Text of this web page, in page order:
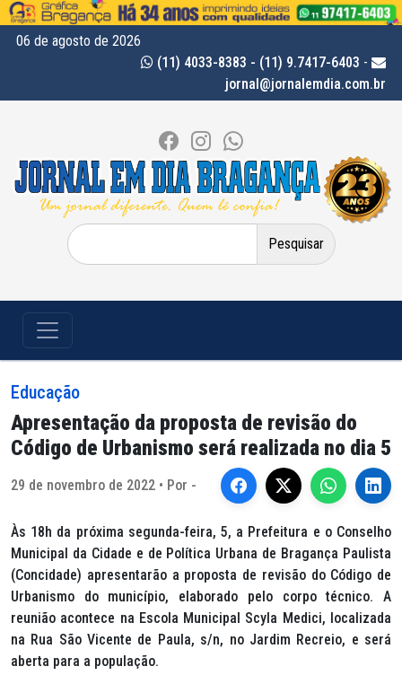
06 de agosto de 2026
(11) 4033-8383 - (11) 9.7417-6403 -
jornal@jornalemdia.com.br
Pesquisar
por:
Educação
Apresentação da proposta de revisão do
Código de Urbanismo será realizada no dia 5
29 de novembro de 2022 • Por -
Às 18h da próxima segunda-feira, 5, a Prefeitura e o Conselho
Municipal da Cidade e de Política Urbana de Bragança Paulista
(Concidade) apresentarão a proposta de revisão do Código de
Urbanismo do município, elaborado pelo corpo técnico. A
reunião acontece na Escola Municipal Scyla Medici, localizada
na Rua São Vicente de Paula, s/n, no Jardim Recreio, e será
aberta para a população.